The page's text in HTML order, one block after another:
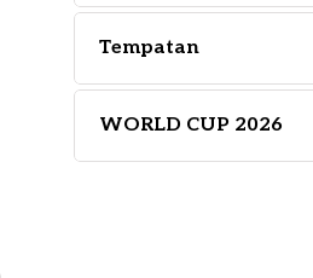
Tempatan
WORLD CUP 2026